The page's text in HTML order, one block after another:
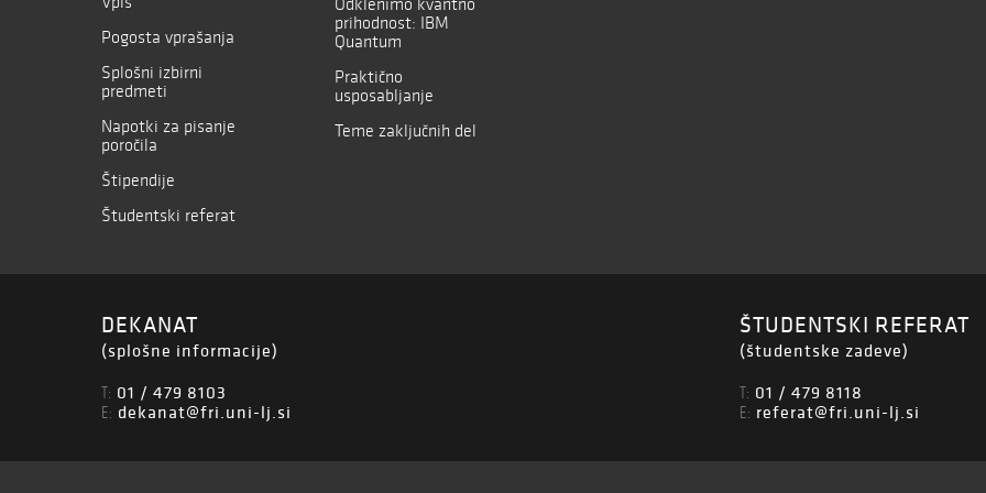
Pogosta vprašanja
Splošni izbirni
predmeti
Napotki za pisanje
poročila
Štipendije
Študentski referat
prihodnost: IBM
Quantum
Praktično
usposabljanje
Teme zaključnih del
DEKANAT
(splošne informacije)
T: 01 / 479 8103
E: dekanat@fri.uni-lj.si
ŠTUDENTSKI REFERAT
(študentske zadeve)
T: 01 / 479 8118
E: referat@fri.uni-lj.si